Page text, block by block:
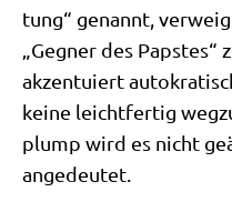
tung“ genannt,
„Geg­ner des
akzen­tu­iert
kei­ne leicht­fer­tig
plump wird es nicht
angedeutet.